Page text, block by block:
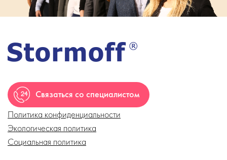
Связаться со специалистом
Политика конфиденциальности
Экологическая политика
Социальная политика